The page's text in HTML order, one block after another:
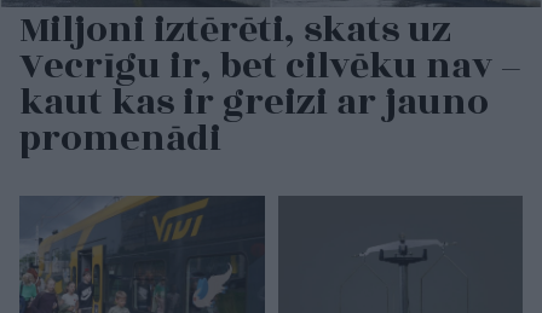
Miljoni iztērēti, skats uz
Vecrīgu ir, bet cilvēku nav –
kaut kas ir greizi ar jauno
promenādi